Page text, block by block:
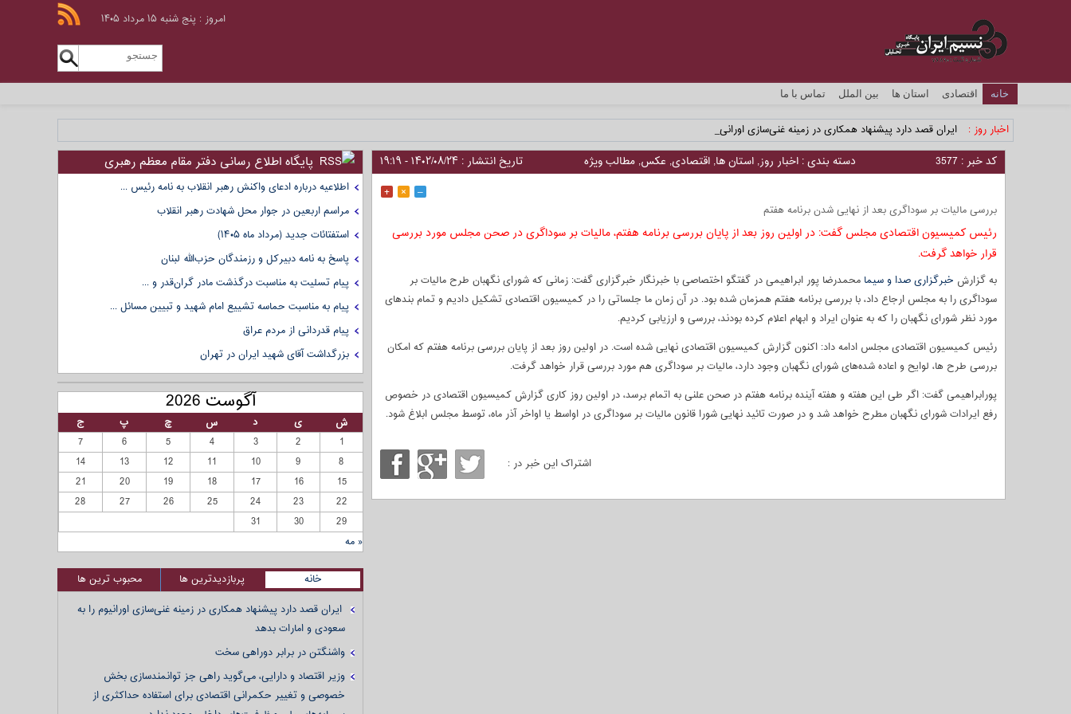
امروز : پنج شنبه ۱۵ مرداد ۱۴۰۵
خانه اقتصادی استان ها بین الملل تماس با ما
اخبار روز : ایران قصد دارد پیشنهاد همکاری در زمینه غنی‌سازی اورانیوم _
کد خبر : 3577 دسته بندی : اخبار روز, استان ها, اقتصادی, عکس, مطالب ویژه
تاریخ انتشار : ۱۴۰۲/۰۸/۲۴ - ۱۹:۱۹
–
×
+
بررسی مالیات بر سوداگری بعد از نهایی شدن برنامه هفتم
رئیس کمیسیون اقتصادی مجلس گفت: در اولین روز بعد از پایان بررسی برنامه هفتم، مالیات بر سوداگری در صحن مجلس مورد بررسی
قرار خواهد گرفت.
به گزارش خبرگزاری صدا و سیما محمدرضا پور ابراهیمی در گفتگو اختصاصی با خبرنگار خبرگزاری گفت: زمانی که شورای نگهبان طرح مالیات بر
سوداگری را به مجلس ارجاع داد، با بررسی برنامه هفتم همزمان شده بود. در آن زمان ما جلساتی را در کمیسیون اقتصادی تشکیل دادیم و تمام بند‌های
مورد نظر شورای نگهبان را که به عنوان ایراد و ابهام اعلام کرده بودند، بررسی و ارزیابی کردیم.
رئیس کمیسیون اقتصادی مجلس ادامه داد: اکنون گزارش کمیسیون اقتصادی نهایی شده است. در اولین روز بعد از پایان بررسی برنامه هفتم که امکان
بررسی طرح ها، لوایح و اعاده شده‌های شورای نگهبان وجود دارد، مالیات بر سوداگری هم مورد بررسی قرار خواهد گرفت.
پورابراهیمی گفت: اگر طی این هفته و هفته آینده برنامه هفتم در صحن علنی به اتمام برسد، در اولین روز کاری گزارش کمیسیون اقتصادی در خصوص
رفع ایرادات شورای نگهبان مطرح خواهد شد و در صورت تائید نهایی شورا قانون مالیات بر سوداگری در اواسط یا اواخر آذر ماه، توسط مجلس ابلاغ شود.
اشتراک این خبر در :
پایگاه اطلاع رسانی دفتر مقام معظم رهبری
اطلاعیه درباره ادعای واکنش رهبر انقلاب به نامه رئیس ...
مراسم اربعین در جوار محل شهادت رهبر انقلاب
استفتائات جدید (مرداد ماه ۱۴۰۵)
پاسخ به نامه دبیرکل و رزمندگان حزب‌الله لبنان
پیام تسلیت به مناسبت درگذشت مادر گران‌قدر و ...
پیام به مناسبت حماسه تشییع امام شهید و تبیین مسائل ...
پیام قدردانی از مردم عراق
بزرگداشت آقای شهید ایران در تهران
آگوست 2026
ش ی د س چ پ
ج
1
2
3
4
5
6
7
8
9
10
11
12
13
14
15
16
17
18
19
20
21
22
23
24
25
26
27
28
29
30
31
« مه
خانه پربازدیدترین ها
محبوب ترین ها
ایران قصد دارد پیشنهاد همکاری در زمینه غنی‌سازی اورانیوم را به
سعودی و امارات بدهد
واشنگتن در برابر دوراهی سخت
وزیر اقتصاد و دارایی، می‌گوید راهی جز توانمندسازی بخش
خصوصی و تغییر حکمرانی اقتصادی برای استفاده حداکثری از